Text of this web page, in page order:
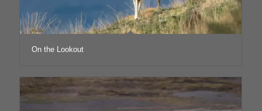
On the Lookout